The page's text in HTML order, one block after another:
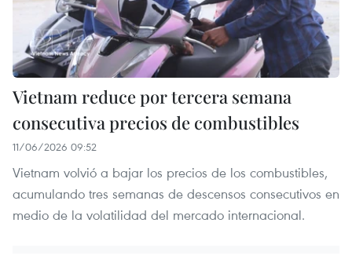
Vietnam reduce por tercera semana
consecutiva precios de combustibles
11/06/2026 09:52
Vietnam volvió a bajar los precios de los combustibles,
acumulando tres semanas de descensos consecutivos en
medio de la volatilidad del mercado internacional.